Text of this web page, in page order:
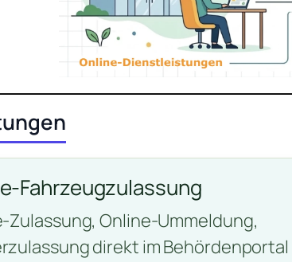
Fahrzeugzulassung
Zulassung, Online-Ummeldung,
direkt im Behördenportal